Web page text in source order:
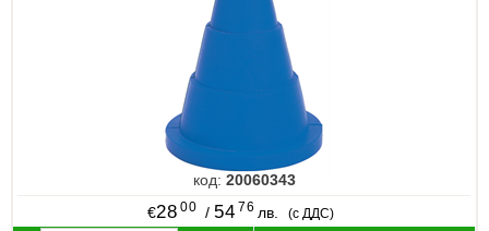
код: 20060343
€28 00 / 54 76 лв. (с ДДС)